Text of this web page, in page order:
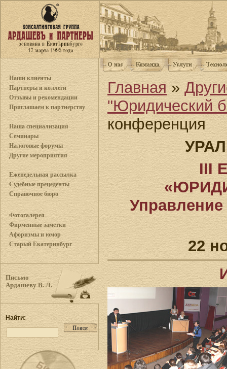
Наши клиенты
Партнеры и коллеги
Отзывы и рекомендации
Приглашаем к партнерству
Наша специализация
Семинары
Налоговые форумы
Другие мероприятия
Еженедельная рассылка
Судебные прецеденты
Справочное бюро
Фотогалерея
Фирменные заметки
Афоризмы и юмор
Старый Екатеринбург
Письмо
Ардашеву В. Л.
Найти:
Главная »
"Юридический
конференция
III
22